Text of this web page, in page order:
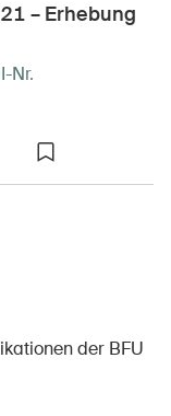
– Erhebung
Nr.
der BFU